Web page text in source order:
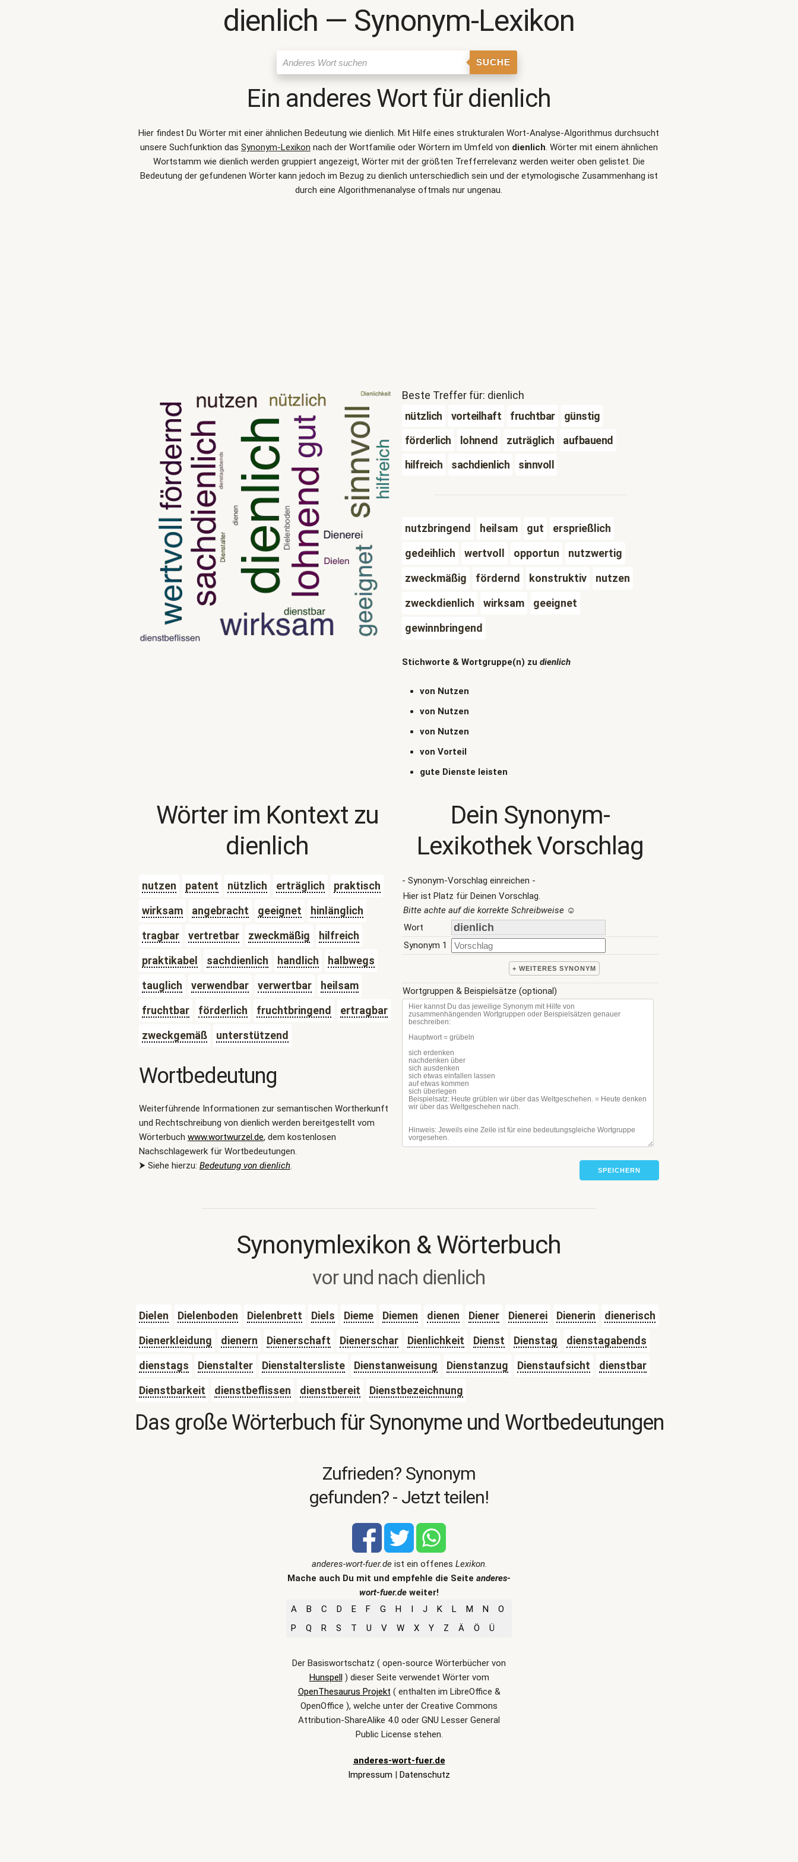
dienlich ― Synonym-Lexikon
SUCHE
Ein anderes Wort für dienlich
Hier findest Du Wörter mit einer ähnlichen Bedeutung wiedienlich. Mit Hilfe eines strukturalen Wort-Analyse-Algorithmus durchsucht
unsere Suchfunktion das Synonym-Lexikon nach der Wortfamilie oder Wörtern im Umfeld von dienlich. Wörter mit einem ähnlichen
Wortstamm wie dienlich werden gruppiert angezeigt, Wörter mit der größten Trefferrelevanz werden weiter oben gelistet. Die
Bedeutung der gefundenen Wörter kann jedoch im Bezug zu dienlich unterschiedlich sein und der etymologische Zusammenhang ist
durch eine Algorithmenanalyse oftmals nur ungenau.
Beste Treffer für: dienlich
nützlich
vorteilhaft fruchtbar
günstig
förderlich
lohnend zuträglich
aufbauend
hilfreich
sachdienlich sinnvoll
nutzbringend heilsam gut
ersprießlich
gedeihlich
wertvoll opportun
nutzwertig
zweckmäßig
fördernd konstruktiv
nutzen
zweckdienlich
wirksam
geeignet
gewinnbringend
Stichworte & Wortgruppe(n) zu dienlich
von Nutzen
von Nutzen
von Nutzen
von Vorteil
gute Dienste leisten
Wörter im Kontext zu
dienlich
nutzen patent nützlich erträglich
praktisch
wirksam
angebracht geeignet
hinlänglich
tragbar
vertretbar zweckmäßig
hilfreich
praktikabel
sachdienlich handlich
halbwegs
tauglich
verwendbar verwertbar
heilsam
fruchtbar
förderlich fruchtbringend
ertragbar
zweckgemäß
unterstützend
Wortbedeutung
Weiterführende Informationen zur semantischen Wortherkunft
und Rechtschreibung von dienlich werden bereitgestellt vom
Wörterbuch www.wortwurzel.de, dem kostenlosen
Nachschlagewerk für Wortbedeutungen.
⮞ Siehe hierzu: Bedeutung von dienlich.
Dein Synonym-
Lexikothek Vorschlag
- Synonym-Vorschlag einreichen -
Hier ist Platz für Deinen Vorschlag.
Bitte achte auf die korrekte Schreibweise☺
Wort
Synonym 1
+ WEITERES SYNONYM
Wortgruppen & Beispielsätze (optional)
SPEICHERN
Synonymlexikon & Wörterbuch
vor und nach dienlich
Dielen Dielenboden Dielenbrett Diels Dieme Diemen dienen Diener Dienerei Dienerin
dienerisch
Dienerkleidung
dienern Dienerschaft Dienerschar Dienlichkeit Dienst Dienstag
dienstagabends
dienstags
Dienstalter Dienstaltersliste Dienstanweisung Dienstanzug Dienstaufsicht
dienstbar
Dienstbarkeit
dienstbeflissen dienstbereit Dienstbezeichnung
Das große Wörterbuch für Synonyme und Wortbedeutungen
Zufrieden? Synonym
gefunden? - Jetzt teilen!
anderes-wort-fuer.deist ein offenes Lexikon.
Mache auch Du mit und empfehle die Seite anderes-
wort-fuer.de weiter!
A
B C D E F G H I J K L M N
O
P
Q R S T U V W X Y Z Ä Ö Ü
Der Basiswortschatz ( open-source Wörterbücher von
Hunspell) dieser Seite verwendet Wörter vom
OpenThesaurus Projekt ( enthalten im LibreOffice &
OpenOffice ), welche unter der Creative Commons
Attribution-ShareAlike 4.0 oder GNU Lesser General
Public License stehen.
anderes-wort-fuer.de
Impressum | Datenschutz